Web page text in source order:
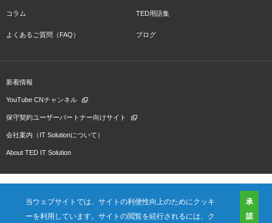
当ウェブサイトでは、サイトの利便性向上のためにクッキ
ーを利用しています。サイトの閲覧を続行されるには、ク
承
諾
コラム TED用語集
よくあるご質問（FAQ） ブログ
新着情報
YouTube CNチャンネル
保守契約ユーザーパートナー向けサイト
会社案内（IT Solutionについて）
About TED IT Solution
会社概要 ご利用規約 プライバシーポリシー
プレスリリース（プロダクト)